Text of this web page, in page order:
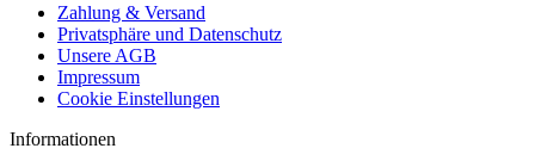
Zahlung & Versand
Privatsphäre und Datenschutz
Unsere AGB
Impressum
Cookie Einstellungen
Informationen